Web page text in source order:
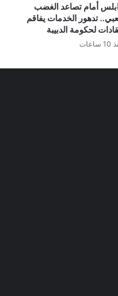
أمام تصاعد الغضب
تدهور الخدمات يفاقم
لحكومة الدبيبة